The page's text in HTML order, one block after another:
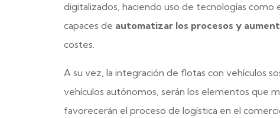
digitalizados, haciendo uso de tecnologías como
capaces de automatizar los procesos y
costes.
A su vez, la integración de flotas con vehículos
vehículos autónomos, serán los elementos que
favorecerán el proceso de logística en el